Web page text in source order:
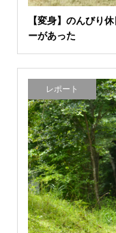
【変身】のんびり
ーがあった
レポート